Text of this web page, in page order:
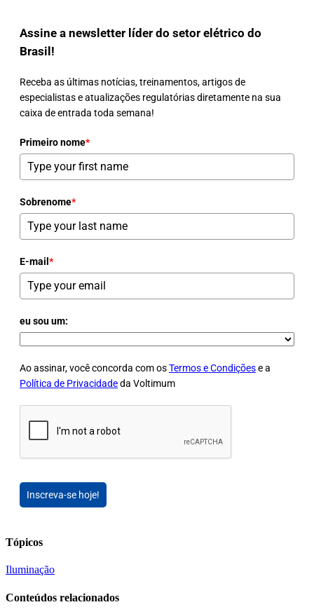
Assine a newsletter líder do setor elétrico do
Brasil!
Receba as últimas notícias, treinamentos, artigos de
especialistas e atualizações regulatórias diretamente na sua
caixa de entrada toda semana!
Primeiro nome*
Sobrenome*
E-mail *
eu sou um:
Ao assinar, você concorda com osTermos e Condiçõese a
Política de Privacidadeda Voltimum
Inscreva-se hoje!
Tópicos
Iluminação
Conteúdos relacionados